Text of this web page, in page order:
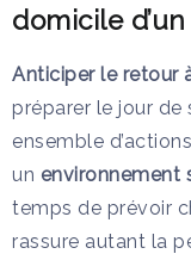
domicile
Anticiper le retour
préparer le jour de
ensemble
un environnement
temps de prévoir
rassure autant la